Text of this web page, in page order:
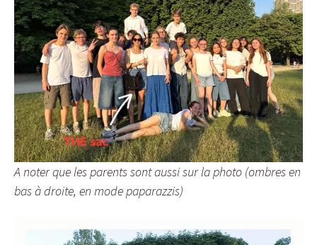
A noter que les parents sont aussi sur la photo (ombres en
bas à droite, en mode paparazzis)